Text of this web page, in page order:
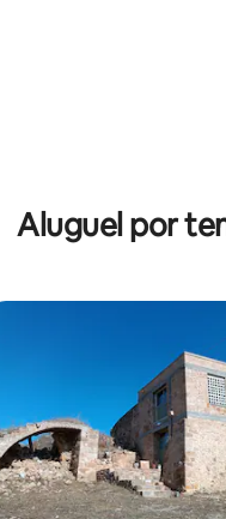
média de 5, 48
Aluguel por